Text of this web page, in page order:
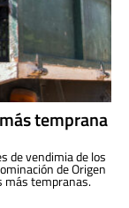
temprana
de vendimia de los
de Origen
más tempranas.